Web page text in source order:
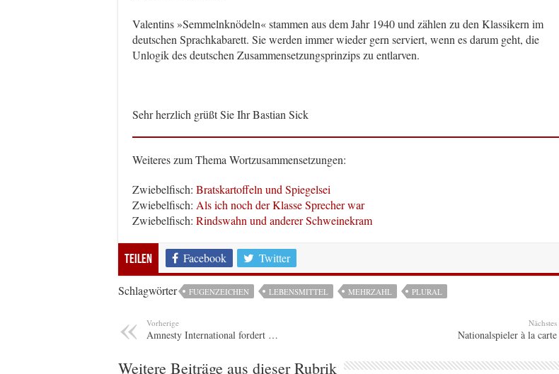
Valentins »Semmelnknödeln« stammen aus dem Jahr 1940 und zählen zu den Klassikern im
deutschen Sprachkabarett. Sie werden immer wieder gern serviert, wenn es darum geht, die
Unlogik des deutschen Zusammensetzungsprinzips zu entlarven.
Sehr herzlich grüßt Sie Ihr Bastian Sick
Weiteres zum Thema Wortzusammensetzungen:
Zwiebelfisch: Bratskartoffeln und Spiegelsei
Zwiebelfisch: Als ich noch der Klasse Sprecher war
Zwiebelfisch: Rindswahn und anderer Schweinekram
Teilen Facebook Twitter
Schlagwörter FUGENZEICHEN LEBENSMITTEL MEHRZAHL PLURAL
Vorherige
Amnesty International fordert …
Nächstes
Nationalspieler à la carte
Weitere Beiträge aus dieser Rubrik